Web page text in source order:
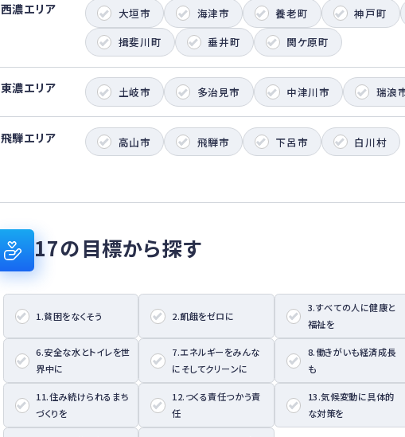
西濃エリア 大垣市 海津市 養老町
神戸町
揖斐川町
垂井町 関ケ原町
東濃エリア 土岐市 多治見市 中津川市 瑞浪
飛騨エリア 高山市 飛騨市 下呂市 白川村
17の目標から探す
1.貧困をなくそう 2.飢餓をゼロに
3.すべての人に健康と
福祉を
6.安全な水とトイレを世
界中に
7.エネルギーをみんな
にそしてクリーンに
8.働きがいも経済成長
も
11.住み続けられるまち
づくりを
12.つくる責任つかう責
任
13.気候変動に具体的
な対策を